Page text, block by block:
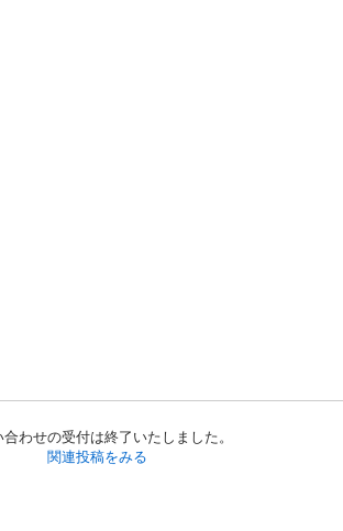
合わせの受付は終了いたしました。
関連投稿をみる